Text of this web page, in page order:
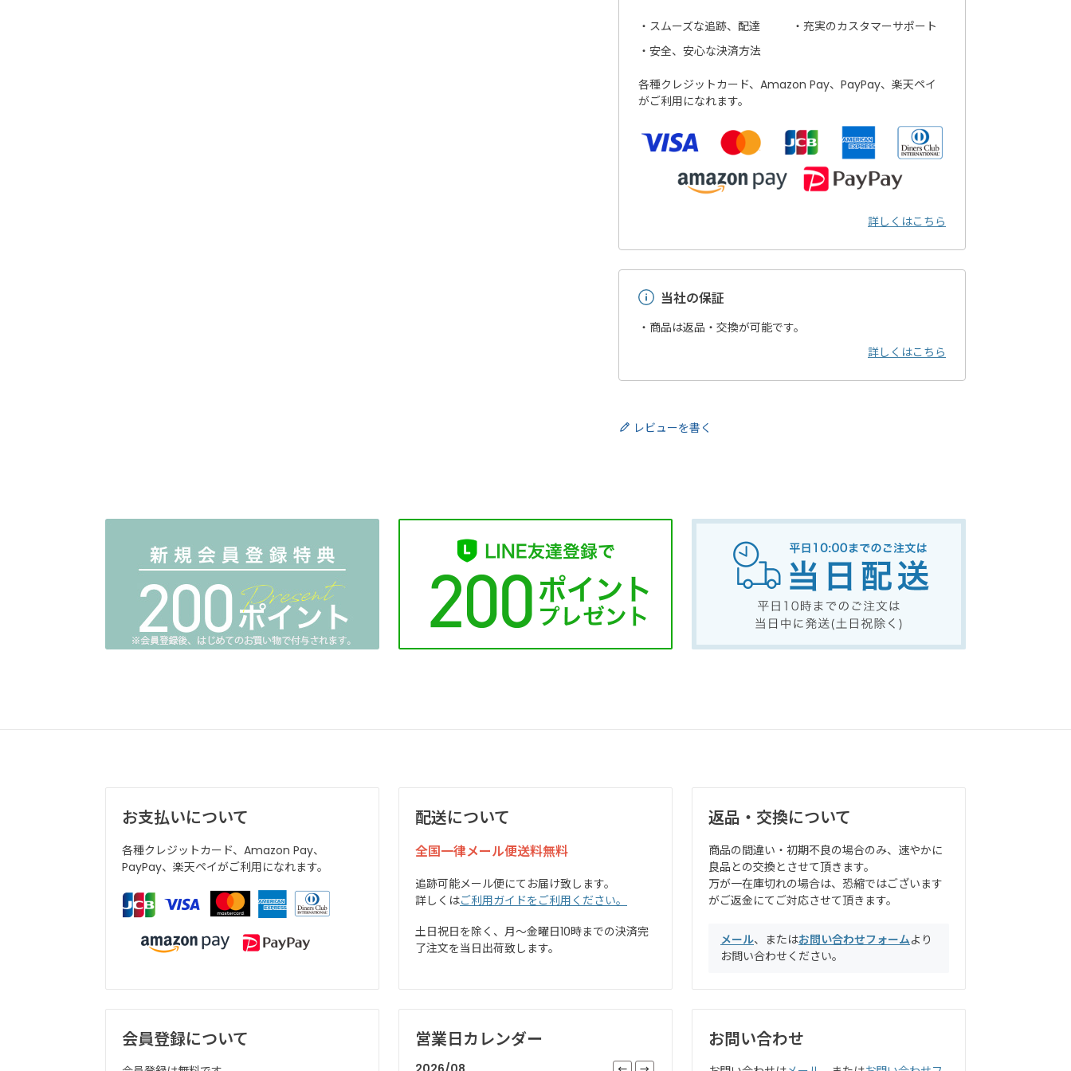
スムーズな追跡、配達
充実のカスタマーサポート
安全、安心な決済方法
各種クレジットカード、Amazon Pay、PayPay、楽天ペイ
がご利用になれます。
詳しくはこちら
当社の保証
・商品は返品・交換が可能です。
詳しくはこちら
レビューを書く
お支払いについて
各種クレジットカード、Amazon Pay、
PayPay、楽天ペイがご利用になれます。
配送について
全国一律メール便送料無料
追跡可能メール便にてお届け致します。
詳しくはご利用ガイドをご利用ください。
土日祝日を除く、月～金曜日10時までの決済完
了注文を当日出荷致します。
返品・交換について
商品の間違い・初期不良の場合のみ、速やかに
良品との交換とさせて頂きます。
万が一在庫切れの場合は、恐縮ではございます
がご返金にてご対応させて頂きます。
メール、またはお問い合わせフォームより
お問い合わせください。
会員登録について 営業日カレンダー お問い合わせ